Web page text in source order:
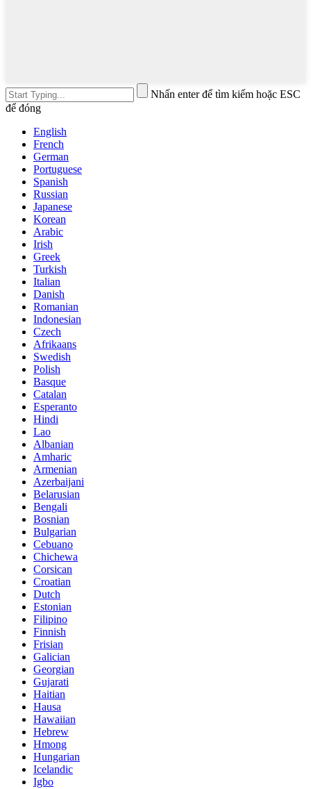
Nhấn enter để tìm kiếm hoặc ESC
để đóng
English
French
German
Portuguese
Spanish
Russian
Japanese
Korean
Arabic
Irish
Greek
Turkish
Italian
Danish
Romanian
Indonesian
Czech
Afrikaans
Swedish
Polish
Basque
Catalan
Esperanto
Hindi
Lao
Albanian
Amharic
Armenian
Azerbaijani
Belarusian
Bengali
Bosnian
Bulgarian
Cebuano
Chichewa
Corsican
Croatian
Dutch
Estonian
Filipino
Finnish
Frisian
Galician
Georgian
Gujarati
Haitian
Hausa
Hawaiian
Hebrew
Hmong
Hungarian
Icelandic
Igbo